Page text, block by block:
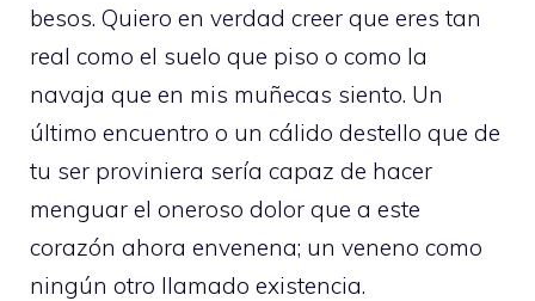
besos. Quiero en verdad creer que eres tan
real como el suelo que piso o como la
navaja que en mis muñecas siento. Un
último encuentro o un cálido destello que de
tu ser proviniera sería capaz de hacer
menguar el oneroso dolor que a este
corazón ahora envenena; un veneno como
ningún otro llamado existencia.